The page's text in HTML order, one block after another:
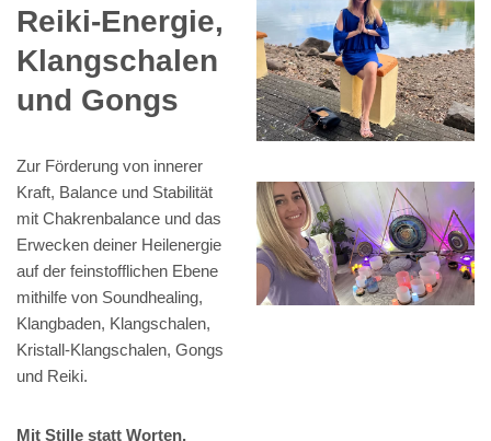
Reiki-Energie,
Klangschalen
und Gongs
Zur Förderung von innerer
Kraft, Balance und Stabilität
mit Chakrenbalance und das
Erwecken deiner Heilenergie
auf der feinstofflichen Ebene
mithilfe von Soundhealing,
Klangbaden, Klangschalen,
Kristall-Klangschalen, Gongs
und Reiki.
Mit Stille statt Worten,